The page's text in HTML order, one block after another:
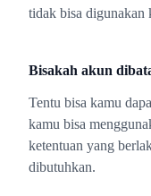
tidak bisa digunakan
Bisakah akun
Tentu bisa kamu
kamu bisa
ketentuan yang
dibutuhkan.